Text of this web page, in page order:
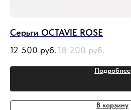
Серьги OCTAVIE ROSE
12 500 руб.18 200 руб.
Подробнее
В корзину